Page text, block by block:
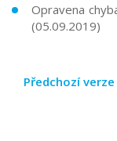
Opravena
(05.09.2019)
Předchozí